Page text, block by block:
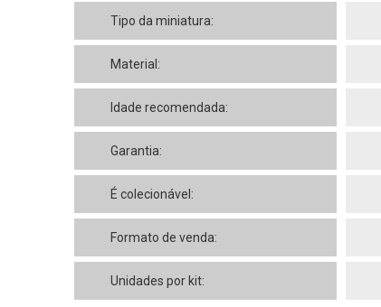
Tipo da miniatura:
Material:
Idade recomendada:
Garantia:
É colecionável:
Formato de venda:
Unidades por kit: